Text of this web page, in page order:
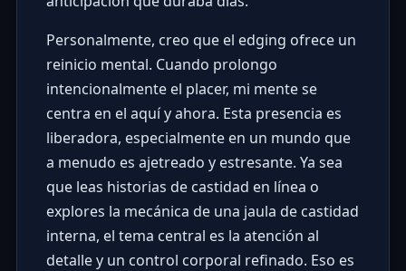
Personalmente, creo que el edging ofrece un
reinicio mental. Cuando prolongo
intencionalmente el placer, mi mente se
centra en el aquí y ahora. Esta presencia es
liberadora, especialmente en un mundo que
a menudo es ajetreado y estresante. Ya sea
que leas historias de castidad en línea o
explores la mecánica de una jaula de castidad
interna, el tema central es la atención al
detalle y un control corporal refinado. Eso es